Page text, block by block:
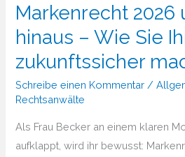
Markenrecht 2026
hinaus – Wie Sie
zukunftssicher
Schreibe einen Kommentar /
Rechtsanwälte
Als Frau Becker an einem klaren
aufklappt, wird ihr bewusst: